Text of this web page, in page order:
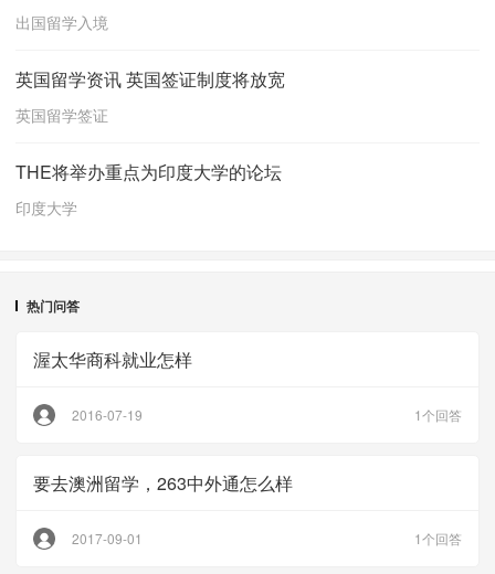
出国留学入境
英国留学资讯 英国签证制度将放宽
英国留学签证
THE将举办重点为印度大学的论坛
印度大学
热门问答
渥太华商科就业怎样
2016-07-19 1个回答
要去澳洲留学，263中外通怎么样
2017-09-01 1个回答